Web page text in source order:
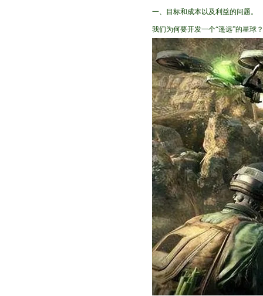
一、目标和成本以及利益的问题。
我们为何要开发一个“遥远”的星球？